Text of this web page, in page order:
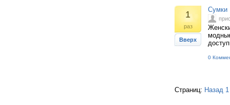
1
раз
Вверх
Сумки
0
Страниц: Назад 1